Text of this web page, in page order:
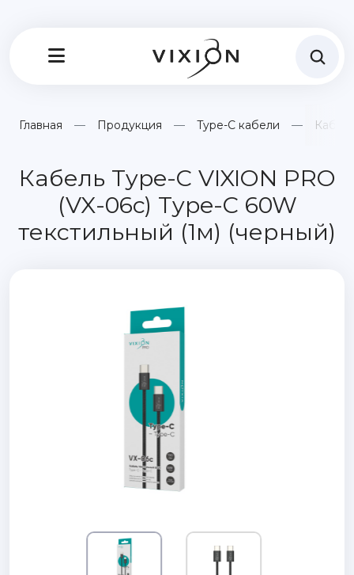
Главная Продукция Type-C кабели
Кабель Type-C VIXION PRO
(VX-06c) Type-C 60W
текстильный (1м) (черный)